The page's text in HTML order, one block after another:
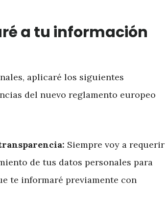
a tu información
aplicaré los siguientes
del nuevo reglamento europeo
Siempre voy a requerir
de tus datos personales para
te informaré previamente con